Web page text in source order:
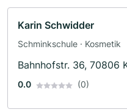
Karin Schwidder
Schminkschule · Kosmetik
Bahnhofstr. 36, 70806
0.0 (0)